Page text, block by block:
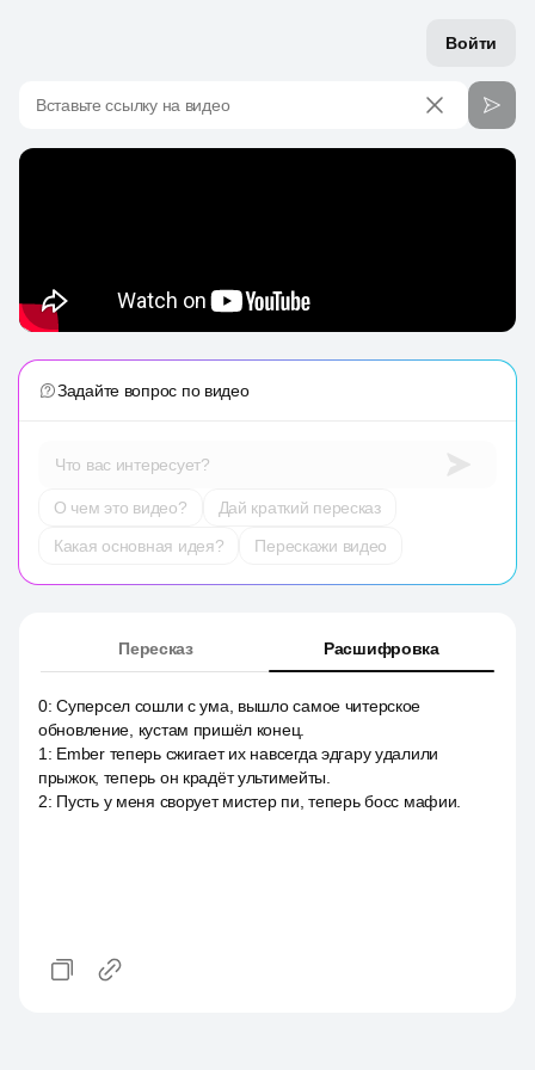
Войти
Вставьте ссылку на видео
Задайте вопрос по видео
Что вас интересует?
О чем это видео?
Дай краткий пересказ
Какая основная идея?
Перескажи видео
Пересказ Расшифровка
0:Суперсел сошли с ума, вышло самое читерское
обновление, кустам пришёл конец.
1 : Ember теперь сжигает их навсегда эдгару удалили
прыжок, теперь он крадёт ультимейты.
2: Пусть у меня сворует мистер пи, теперь босс мафии.